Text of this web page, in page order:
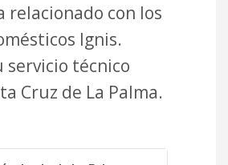
relacionado con los
Ignis.
servicio técnico
Cruz de La Palma.